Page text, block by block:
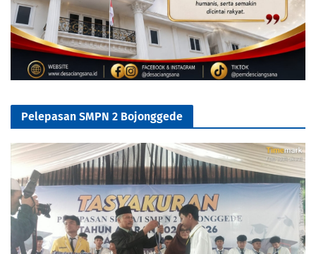
Pelepasan SMPN 2 Bojonggede